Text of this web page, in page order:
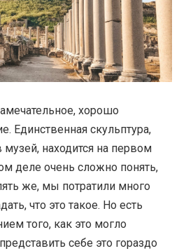
хорошо
Единственная скульптура,
находится на первом
деле очень сложно понять,
же, мы потратили много
что это такое. Но есть
того, как это могло
себе это гораздо